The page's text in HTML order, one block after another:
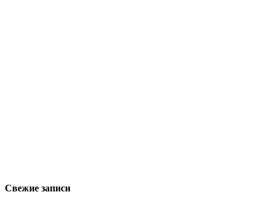
Свежие записи